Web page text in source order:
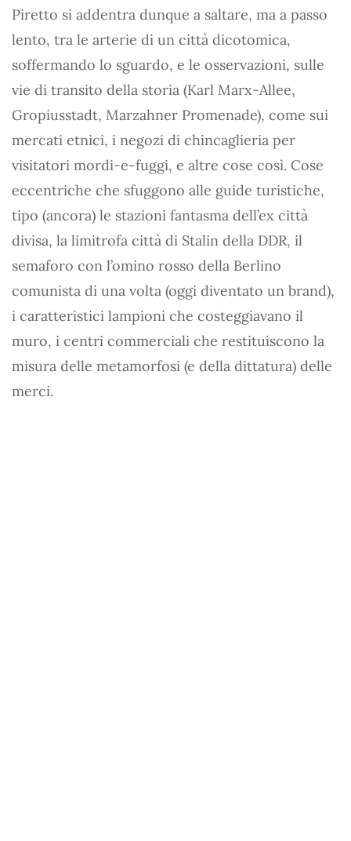
Piretto si addentra dunque a saltare, ma a passo
lento, tra le arterie di un città dicotomica,
soffermando lo sguardo, e le osservazioni, sulle
vie di transito della storia (Karl Marx-Allee,
Gropiusstadt, Marzahner Promenade), come sui
mercati etnici, i negozi di chincaglieria per
visitatori mordi-e-fuggi, e altre cose così. Cose
eccentriche che sfuggono alle guide turistiche,
tipo (ancora) le stazioni fantasma dell’ex città
divisa, la limitrofa città di Stalin della DDR, il
semaforo con l’omino rosso della Berlino
comunista di una volta (oggi diventato un brand),
i caratteristici lampioni che costeggiavano il
muro, i centri commerciali che restituiscono la
misura delle metamorfosi (e della dittatura) delle
merci.